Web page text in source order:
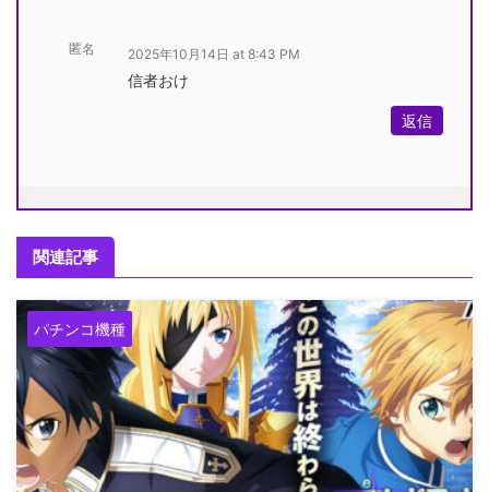
匿名 2025年10月14日 at 8:43 PM
信者おけ
返信
関連記事
パチンコ機種